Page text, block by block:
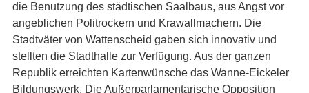
die Benutzung des städtischen Saalbaus, aus Angst vor
angeblichen Politrockern und Krawallmachern. Die
Stadtväter von Wattenscheid gaben sich innovativ und
stellten die Stadthalle zur Verfügung. Aus der ganzen
Republik erreichten Kartenwünsche das Wanne-Eickeler
Bildungswerk. Die Außerparlamentarische Opposition